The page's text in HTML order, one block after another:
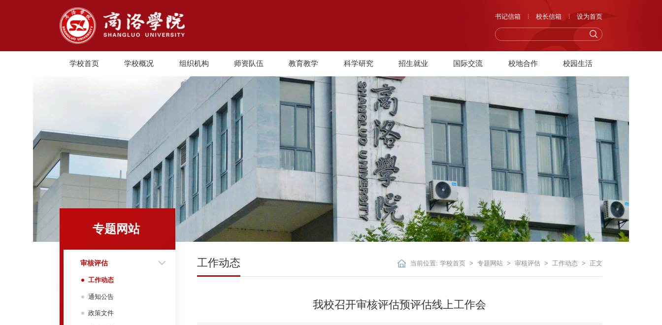
书记信箱 校长信箱 设为首页
学校首页 学校概况 组织机构 师资队伍 教育教学 科学研究 招生就业 国际交流 校地合作 校园生活
专题网站
审核评估
工作动态
通知公告
政策文件
工作动态 当前位置:学校首页 >专题网站 >审核评估 >工作动态 > 正文
我校召开审核评估预评估线上工作会